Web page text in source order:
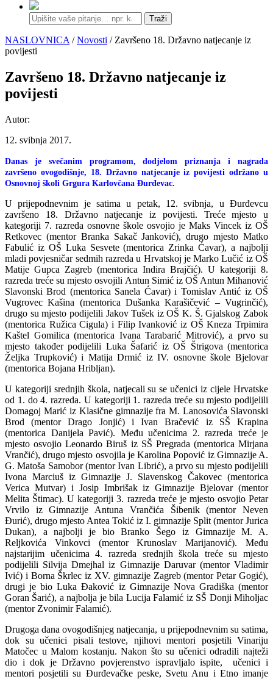
Traži
NASLOVNICA /Novosti / Završeno 18. Državno natjecanje iz
povijesti
Završeno 18. Državno natjecanje iz
povijesti
Autor:
12. svibnja 2017.
Danas je svečanim programom, dodjelom priznanja i nagrada
završeno ovogodišnje, 18. Državno natjecanje iz povijesti održano u
Osnovnoj školi Grgura Karlovčana Đurđevac.
U prijepodnevnim je satima u petak, 12. svibnja, u Đurđevcu
završeno 18. Državno natjecanje iz povijesti. Treće mjesto u
kategoriji 7. razreda osnovne škole osvojio je Maks Vincek iz OŠ
Retkovec (mentor Branka Sakač Janković), drugo mjesto Matko
Fabulić iz OŠ Luka Sesvete (mentorica Zrinka Ćavar), a najbolji
mladi povjesničar sedmih razreda u Hrvatskoj je Marko Lučić iz OŠ
Matije Gupca Zagreb (mentorica Indira Brajčić). U kategoriji 8.
razreda treće su mjesto osvojili Antun Simić iz OŠ Antun Mihanović
Slavonski Brod (mentorica Sanela Ćavar) i Tomislav Antić iz OŠ
Vugrovec Kašina (mentorica Dušanka Karašičević – Vugrinčić),
drugo su mjesto podijelili Jakov Tušek iz OŠ K. Š. Gjalskog Zabok
(mentorica Ružica Cigula) i Filip Ivanković iz OŠ Kneza Trpimira
Kaštel Gomilica (mentorica Ivana Tarabarić Mitrović), a prvo su
mjesto također podijelili Luka Šafarić iz OŠ Štrigova (mentorica
Željka Trupković) i Matija Drmić iz IV. osnovne škole Bjelovar
(mentorica Bojana Hribljan).
U kategoriji srednjih škola, natjecali su se učenici iz cijele Hrvatske
od 1. do 4. razreda. U kategoriji 1. razreda treće su mjesto podijelili
Domagoj Marić iz Klasične gimnazije fra M. Lanosovića Slavonski
Brod (mentor Drago Jonjić) i Ivan Bračević iz SŠ Krapina
(mentorica Danijela Pavić). Među učenicima 2. razreda treće je
mjesto osvojio Leonardo Biruš iz SŠ Pregrada (mentorica Mirjana
Vrančić), drugo mjesto osvojila je Karolina Popović iz Gimnazije A.
G. Matoša Samobor (mentor Ivan Librić), a prvo su mjesto podijelili
Ivona Marciuš iz Gimnazije J. Slavenskog Čakovec (mentorica
Verica Mutvar) i Josip Imbrišak iz Gimnazije Bjelovar (mentor
Melita Štimac). U kategoriji 3. razreda treće je mjesto osvojio Petar
Vrvilo iz Gimnazije Antuna Vrančića Šibenik (mentor Neven
Đurić), drugo mjesto Antea Tokić iz I. gimnazije Split (mentor Jurica
Dukan), a najbolji je bio Branko Šego iz Gimnazije M. A.
Reljkovića Vinkovci (mentor Krunoslav Marijanović). Među
najstarijim učenicima 4. razreda srednjih škola treće su mjesto
podijelili Silvija Dmejhal iz Gimnazije Daruvar (mentor Vladimir
Ivić) i Borna Škrlec iz XV. gimnazije Zagreb (mentor Petar Gogić),
drugi je bio Luka Đaković iz Gimnazije Nova Gradiška (mentor
Goran Šarić), a najbolja je bila Lucija Falamić iz SŠ Donji Miholjac
(mentor Zvonimir Falamić).
Drugoga dana ovogodišnjeg natjecanja, u prijepodnevnim su satima,
dok su učenici pisali testove, njihovi mentori posjetili Vinariju
Matočec u Malom kostanju. Nakon što su učenici odradili najteži
dio i dok je Državno povjerenstvo ispravljalo ispite, učenici i
mentori posjetili su Đurđevačke peske, Svetu Anu i Etno imanje